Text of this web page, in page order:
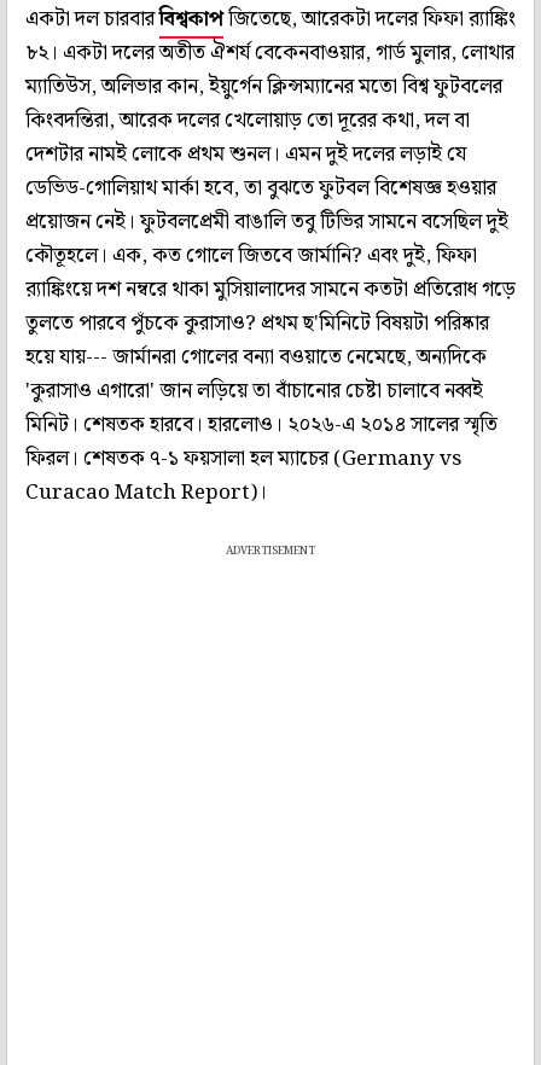
একটা দল চারবারবিশ্বকাপজিতেছে, আরেকটা দলের ফিফা ব়্যাঙ্কিং
৮২। একটা দলের অতীত ঐশর্য বেকেনবাওয়ার, গার্ড মুলার, লোথার
ম্যাতিউস, অলিভার কান, ইয়ুর্গেন ক্লিন্সম্যানের মতো বিশ্ব ফুটবলের
কিংবদন্তিরা, আরেক দলের খেলোয়াড় তো দূরের কথা, দল বা
দেশটার নামই লোকে প্রথম শুনল। এমন দুই দলের লড়াই যে
ডেভিড-গোলিয়াথ মার্কা হবে, তা বুঝতে ফুটবল বিশেষজ্ঞ হওয়ার
প্রয়োজন নেই। ফুটবলপ্রেমী বাঙালি তবু টিভির সামনে বসেছিল দুই
কৌতূহলে। এক, কত গোলে জিতবে জার্মানি? এবং দুই, ফিফা
ব়্যাঙ্কিংয়ে দশ নম্বরে থাকা মুসিয়ালাদের সামনে কতটা প্রতিরোধ গড়ে
তুলতে পারবে পুঁচকে কুরাসাও? প্রথম ছ'মিনিটে বিষয়টা পরিষ্কার
হয়ে যায়--- জার্মানরা গোলের বন্যা বওয়াতে নেমেছে, অন্যদিকে
'কুরাসাও এগারো' জান লড়িয়ে তা বাঁচানোর চেষ্টা চালাবে নব্বই
মিনিট। শেষতক হারবে। হারলোও। ২০২৬-এ ২০১৪ সালের স্মৃতি
ফিরল। শেষতক ৭-১ ফয়সালা হল ম্যাচের (Germany vs
Curacao Match Report)।
ADVERTISEMENT